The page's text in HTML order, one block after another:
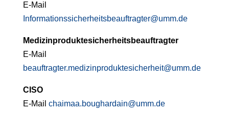
E-Mail
Informationssicherheitsbeauftragter@umm.de
Medizinproduktesicherheitsbeauftragter
E-Mail
beauftragter.medizinproduktesicherheit@umm.de
CISO
E-Mail chaimaa.boughardain@umm.de